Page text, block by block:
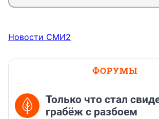
Новости СМИ2
ФОРУМЫ
Только что стал
грабёж с разбоем